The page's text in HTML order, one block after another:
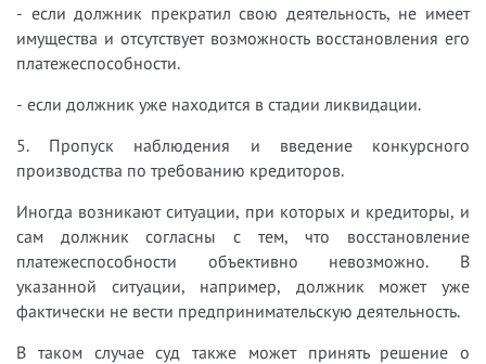
- если должник прекратил свою деятельность, не имеет
имущества и отсутствует возможность восстановления его
платежеспособности.
- если должник уже находится в стадии ликвидации.
5. Пропуск наблюдения и введение конкурсного
производства по требованию кредиторов.
Иногда возникают ситуации, при которых и кредиторы, и
сам должник согласны с тем, что восстановление
платежеспособности объективно невозможно. В
указанной ситуации, например, должник может уже
фактически не вести предпринимательскую деятельность.
В таком случае суд также может принять решение о